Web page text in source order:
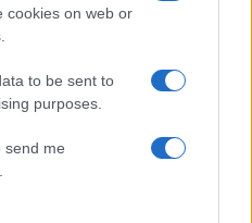
cookies on web or
to be sent to
purposes.
send me
εδώ
50 /50